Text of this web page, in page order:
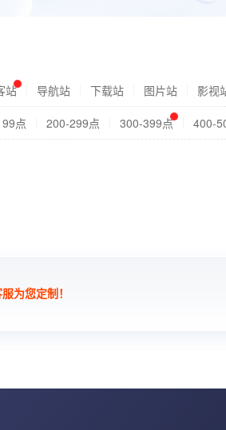
站 导航站 下载站 图片站 影视
点 200-299点 300-399点 400-
为您定制！